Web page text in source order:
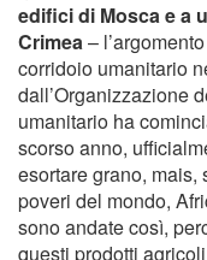
edifici di Mosca e a
Crimea–
corridoio umanitario
dall’Organizzazione
umanitario ha
scorso anno,
esortare grano,
poveri del mondo,
sono andate così,
questi prodotti